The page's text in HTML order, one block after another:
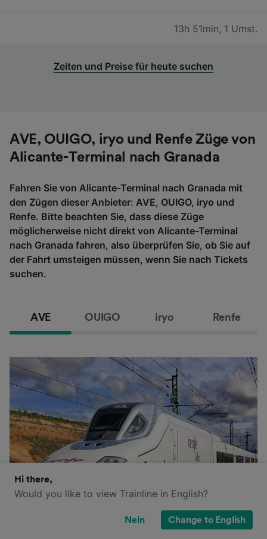
13h 51min, 1 Umst.
Zeiten und Preise für heute suchen
AVE, OUIGO, iryo und Renfe Züge von
Alicante-Terminal nach Granada
Fahren Sie von Alicante-Terminal nach Granada mit
den Zügen dieser Anbieter: AVE, OUIGO, iryo und
Renfe. Bitte beachten Sie, dass diese Züge
möglicherweise nicht direkt von Alicante-Terminal
nach Granada fahren, also überprüfen Sie, ob Sie auf
der Fahrt umsteigen müssen, wenn Sie nach Tickets
suchen.
AVE OUIGO iryo Renfe
Hi there,
Would you like to view Trainline in English?
Nein Change to English